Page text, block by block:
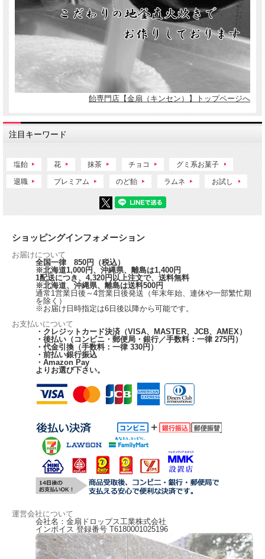
飴専門店【金扇（キンセン）】トップページへ
注目キーワード
塩飴 花 抹茶 チョコ グミ系お菓子
退職 プレミアム のど飴 ラムネ お試し
ショッピングインフォメーション
お届けについて
全国一律 850円（税込）
※北海道1,000円、沖縄県、離島は1,400円
1配送につき、4,320円以上注文で、送料無料
※北海道、沖縄県、離島は送料500円
通常1営業日後～4営業日後発送（年末年始、連休や一部繁忙期
を除く）
※お届け日時指定は6日後以降から可能です。
お支払いについて
・クレジットカード決済（VISA、MASTER、JCB、AMEX）
・後払い（コンビニ・郵便局・銀行／手数料：一律 275円）
・代金引換（手数料：一律 330円）
・前払い銀行振込
・Amazon Pay
よりお選び下さい。
運営会社について
会社名：金扇ドロップス工業株式会社
インボイス 登録番号 T6180001025196